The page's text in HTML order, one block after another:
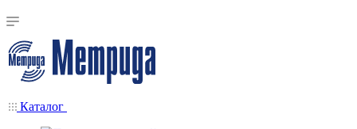
Каталог